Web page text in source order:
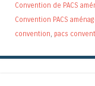
Convention de PACS
Convention PACS
convention pacs